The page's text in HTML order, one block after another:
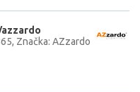
Značka: AZzardo